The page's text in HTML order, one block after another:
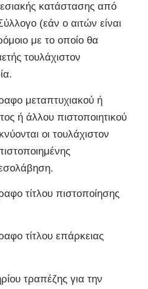
κατάστασης από
(εάν ο αιτών είναι
με το οποίο θα
τουλάχιστον
μεταπτυχιακού ή
ή άλλου πιστοποιητικού
οι τουλάχιστον
τίτλου πιστοποίησης
τίτλου επάρκειας
τραπέζης για την